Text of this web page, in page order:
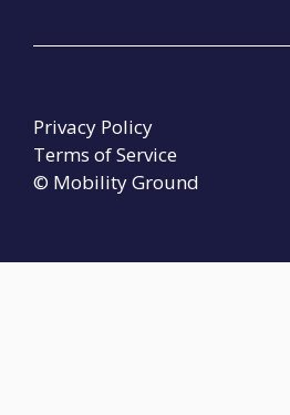
© Mobility Ground
Privacy Policy
Terms of Service